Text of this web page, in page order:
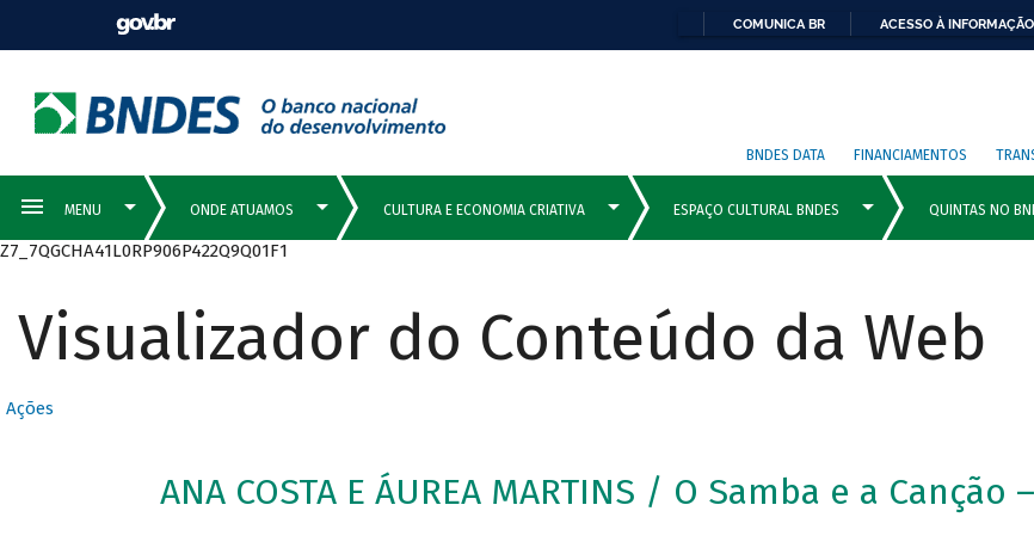
COMUNICA BR ACESSO À INFORMAÇÃO
BNDES DATA FINANCIAMENTOS
Z7_7QGCHA41L0RP906P422Q9Q01F1
Visualizador do Conteúdo da Web
Ações
ANA COSTA E ÁUREA MARTINS / O Samba e a